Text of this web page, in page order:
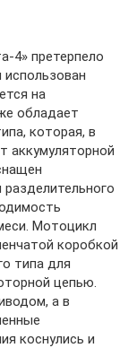
4» претерпело
на
обладает
которая, в
аккумуляторной
Мотоцикл
коробкой
типа для
цепью.
а в
коснулись и